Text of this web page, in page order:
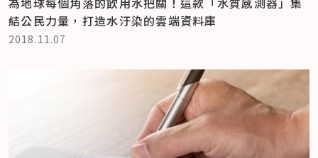
結公民力量，打造水汙染的雲端資料庫
2018.11.07